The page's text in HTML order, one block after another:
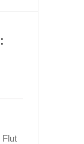
Flut